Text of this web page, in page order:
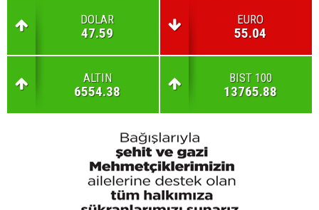
DOLAR
47.59
EURO
55.04
ALTIN
6554.38
BIST 100
13765.88